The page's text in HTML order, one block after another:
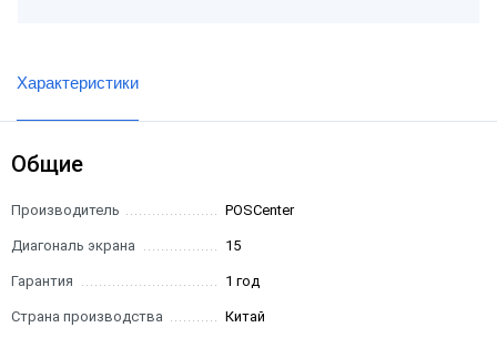
Характеристики
Общие
Производитель POSCenter
Диагональ экрана 15
Гарантия 1 год
Страна производства Китай